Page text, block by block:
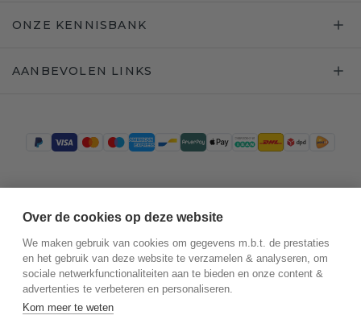
ONZE KENNISBANK
AANBEVOLEN LINKS
Over de cookies op deze website
We maken gebruik van cookies om gegevens m.b.t. de prestaties
en het gebruik van deze website te verzamelen & analyseren, om
sociale netwerkfunctionaliteiten aan te bieden en onze content &
advertenties te verbeteren en personaliseren.
Kom meer te weten